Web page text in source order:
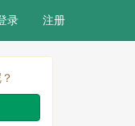
录 注册